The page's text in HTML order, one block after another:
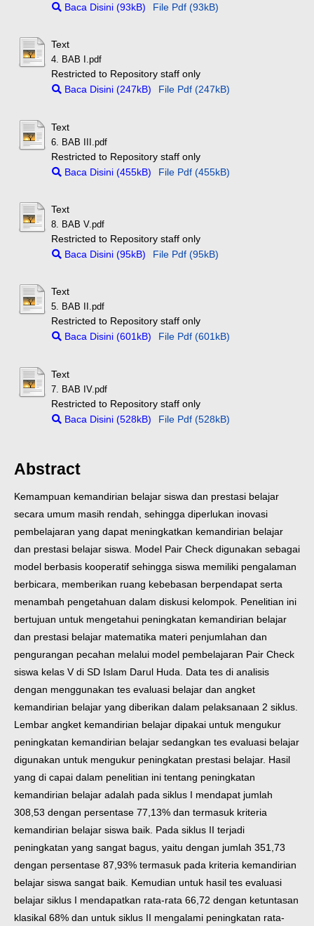
Baca Disini (93kB)
File Pdf (93kB)
Text
4. BAB I.pdf
Restricted to Repository staff only
Baca Disini (247kB)
File Pdf (247kB)
Text
6. BAB III.pdf
Restricted to Repository staff only
Baca Disini (455kB)
File Pdf (455kB)
Text
8. BAB V.pdf
Restricted to Repository staff only
Baca Disini (95kB)
File Pdf (95kB)
Text
5. BAB II.pdf
Restricted to Repository staff only
Baca Disini (601kB)
File Pdf (601kB)
Text
7. BAB IV.pdf
Restricted to Repository staff only
Baca Disini (528kB)
File Pdf (528kB)
Abstract
Kemampuan kemandirian belajar siswa dan prestasi belajar
secara umum masih rendah, sehingga diperlukan inovasi
pembelajaran yang dapat meningkatkan kemandirian belajar
dan prestasi belajar siswa. Model Pair Check digunakan sebagai
model berbasis kooperatif sehingga siswa memiliki pengalaman
berbicara, memberikan ruang kebebasan berpendapat serta
menambah pengetahuan dalam diskusi kelompok. Penelitian ini
bertujuan untuk mengetahui peningkatan kemandirian belajar
dan prestasi belajar matematika materi penjumlahan dan
pengurangan pecahan melalui model pembelajaran Pair Check
siswa kelas V di SD Islam Darul Huda. Data tes di analisis
dengan menggunakan tes evaluasi belajar dan angket
kemandirian belajar yang diberikan dalam pelaksanaan 2 siklus.
Lembar angket kemandirian belajar dipakai untuk mengukur
peningkatan kemandirian belajar sedangkan tes evaluasi belajar
digunakan untuk mengukur peningkatan prestasi belajar. Hasil
yang di capai dalam penelitian ini tentang peningkatan
kemandirian belajar adalah pada siklus I mendapat jumlah
308,53 dengan persentase 77,13% dan termasuk kriteria
kemandirian belajar siswa baik. Pada siklus II terjadi
peningkatan yang sangat bagus, yaitu dengan jumlah 351,73
dengan persentase 87,93% termasuk pada kriteria kemandirian
belajar siswa sangat baik. Kemudian untuk hasil tes evaluasi
belajar siklus I mendapatkan rata-rata 66,72 dengan ketuntasan
klasikal 68% dan untuk siklus II mengalami peningkatan rata-